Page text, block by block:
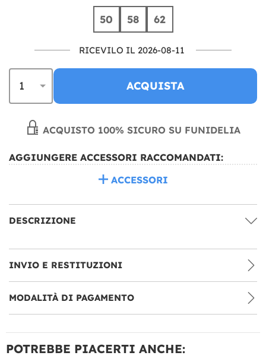
50 58 62
RICEVILO IL 2026-08-11
ACQUISTA
ACQUISTO 100% SICURO SU FUNIDELIA
AGGIUNGERE ACCESSORI RACCOMANDATI:
ACCESSORI
DESCRIZIONE
INVIO E RESTITUZIONI
MODALITÀ DI PAGAMENTO
POTREBBE PIACERTI ANCHE: